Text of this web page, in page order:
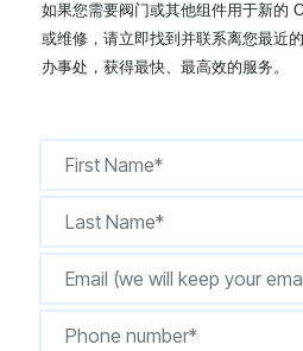
CONTACT
购买地点
如果您需要阀门或其他组件用于新的
或维修，请立即找到并联系离您最近的
办事处，获得最快、最高效的服务。